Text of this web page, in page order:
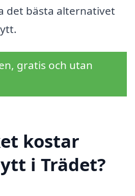
det bästa alternativet
gratis och utan
kostar
i Trädet?